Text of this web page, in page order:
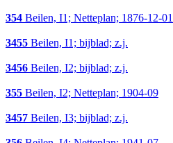
354 Beilen, I1; Netteplan; 1876-12-01
3455 Beilen, I1; bijblad; z.j.
3456 Beilen, I2; bijblad; z.j.
355 Beilen, I2; Netteplan; 1904-09
3457 Beilen, I3; bijblad; z.j.